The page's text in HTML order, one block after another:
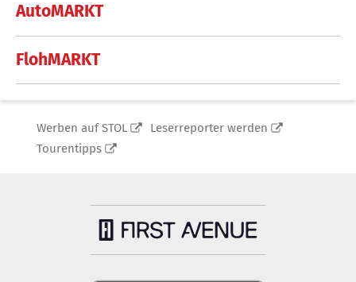
AutoMARKT
FlohMARKT
Werben auf STOL
Leserreporter werden
Tourentipps